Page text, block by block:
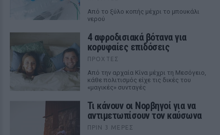
Από το ξύλο κοπής μέχρι το μπουκάλι
νερού
4 αφροδισιακά βότανα για
κορυφαίες επιδόσεις
ΠΡΟΧΤΈΣ
Από την αρχαία Κίνα μέχρι τη Μεσόγειο,
κάθε πολιτισμός είχε τις δικές του
«μαγικές» συνταγές
Τι κάνουν οι Νορβηγοί για να
αντιμετωπίσουν τον καύσωνα
ΠΡΙΝ 3 ΜΈΡΕΣ